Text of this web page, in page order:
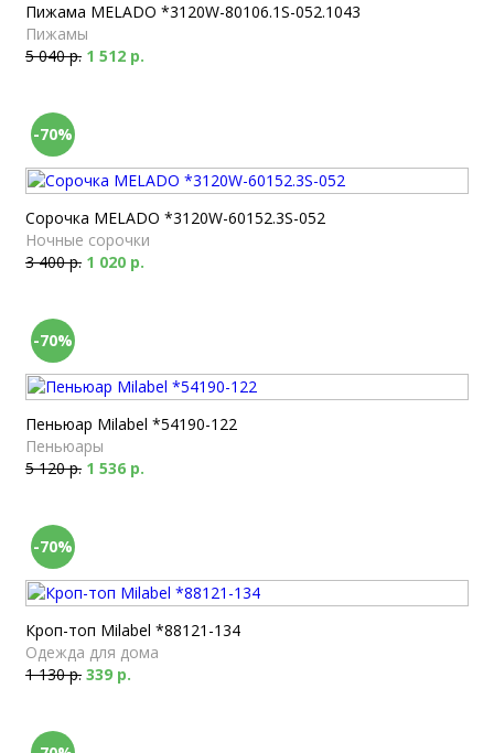
Пижама MELADO *3120W-80106.1S-052.1043
Пижамы
5 040 р. 1 512 р.
-70%
Сорочка MELADO *3120W-60152.3S-052
Ночные сорочки
3 400 р. 1 020 р.
-70%
Пеньюар Milabel *54190-122
Пеньюары
5 120 р. 1 536 р.
-70%
Кроп-топ Milabel *88121-134
Одежда для дома
1 130 р. 339 р.